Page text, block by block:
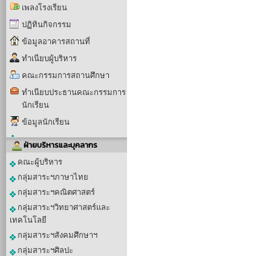
เพลงโรงเรียน
ปฏิทินกิจกรรม
ข้อมูลอาคารสถานที่
ทำเนียบผู้บริหาร
คณะกรรมการสถานศึกษา
ทำเนียบประธานคณะกรรมการ
นักเรียน
ข้อมูลนักเรียน
ฝ่ายบริหารและบุคลากร
คณะผู้บริหาร
กลุ่มสาระฯภาษาไทย
กลุ่มสาระฯคณิตศาสตร์
กลุ่มสาระฯวิทยาศาสตร์และ
เทคโนโลยี
กลุ่มสาระฯสังคมศึกษาฯ
กลุ่มสาระฯศิลปะ